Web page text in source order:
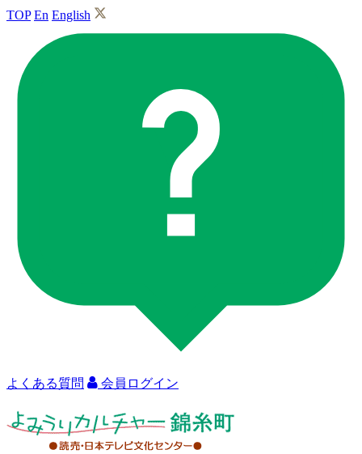
TOP En English
よくある質問 会員ログイン